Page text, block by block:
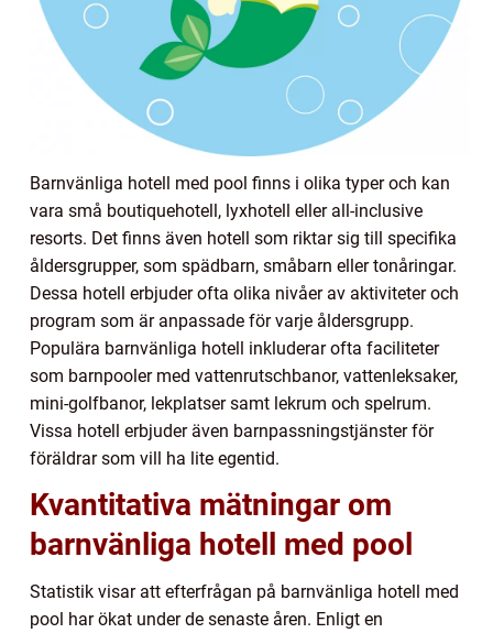
Barnvänliga hotell med pool finns i olika typer och kan
vara små boutiquehotell, lyxhotell eller all-inclusive
resorts. Det finns även hotell som riktar sig till specifika
åldersgrupper, som spädbarn, småbarn eller tonåringar.
Dessa hotell erbjuder ofta olika nivåer av aktiviteter och
program som är anpassade för varje åldersgrupp.
Populära barnvänliga hotell inkluderar ofta faciliteter
som barnpooler med vattenrutschbanor, vattenleksaker,
mini-golfbanor, lekplatser samt lekrum och spelrum.
Vissa hotell erbjuder även barnpassningstjänster för
föräldrar som vill ha lite egentid.
Kvantitativa mätningar om
barnvänliga hotell med pool
Statistik visar att efterfrågan på barnvänliga hotell med
pool har ökat under de senaste åren. Enligt en